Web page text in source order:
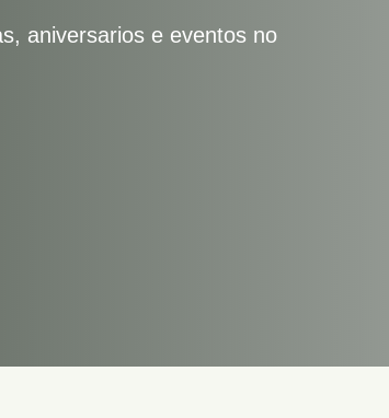
aniversarios e eventos no